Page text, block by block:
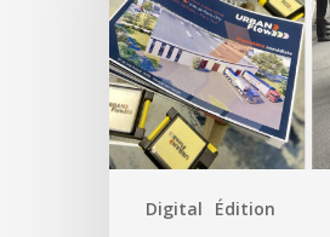
Digital Édition
son
concept
Urban
Flow
au
profit